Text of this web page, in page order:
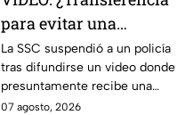
para evitar una
sanción? SSC suspende
a policía y abre
investigación
La SSC suspendió a un policía
tras difundirse un video donde
presuntamente recibe una
transferencia para evitar una
07 agosto, 2026